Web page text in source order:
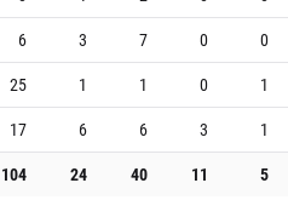
6 3 7 0
0
25 1 1 0
1
17 6 6 3
1
104 24 40 11 5